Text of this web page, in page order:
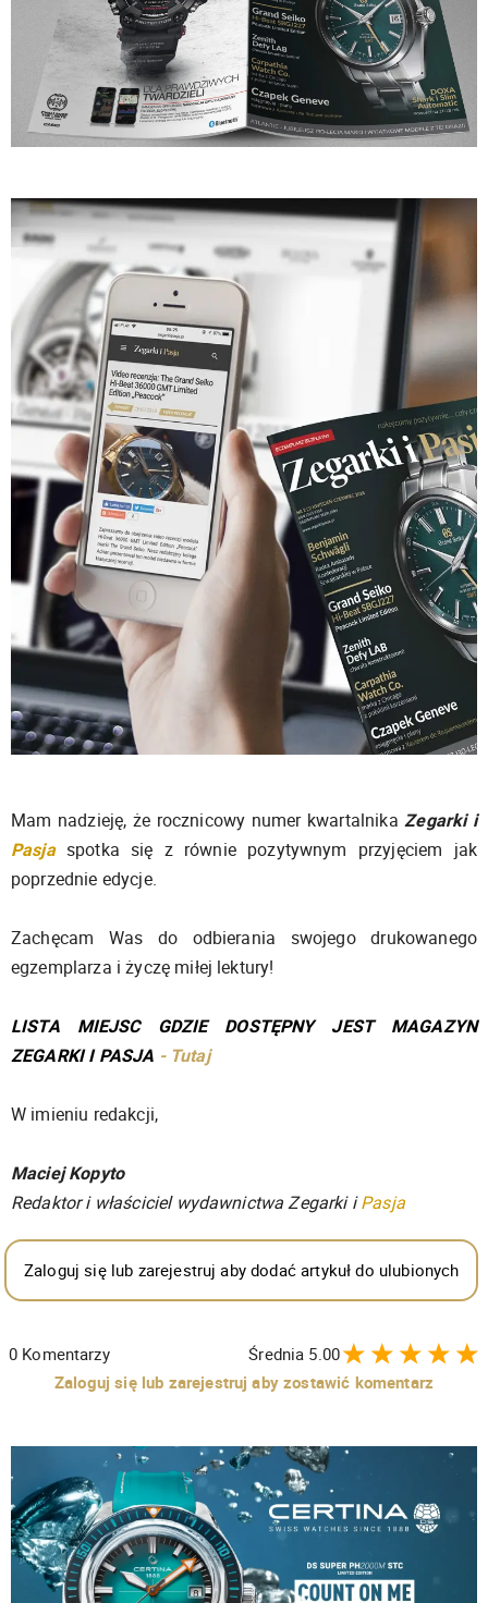
Mam nadzieję, że rocznicowy numer kwartalnikaZegarki i
Pasjaspotka się z równie pozytywnym przyjęciem jak
poprzednie edycje.
Zachęcam Was do odbierania swojego drukowanego
egzemplarza i życzę miłej lektury!
LISTA MIEJSC GDZIE DOSTĘPNY JEST MAGAZYN
ZEGARKI I PASJA - Tutaj
W imieniu redakcji,
Maciej Kopyto
Redaktor i właściciel wydawnictwa Zegarki iPasja
Zaloguj się lub zarejestruj aby dodać artykuł do ulubionych
0 Komentarzy Średnia 5.00
Zaloguj się lub zarejestruj aby zostawić komentarz